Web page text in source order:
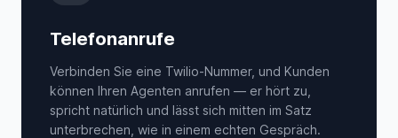
Telefonanrufe
Verbinden Sie eine Twilio-Nummer, und Kunden
können Ihren Agenten anrufen — er hört zu,
spricht natürlich und lässt sich mitten im Satz
unterbrechen, wie in einem echten Gespräch.